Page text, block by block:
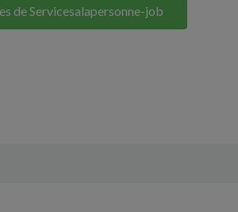
de Servicesalapersonne-job